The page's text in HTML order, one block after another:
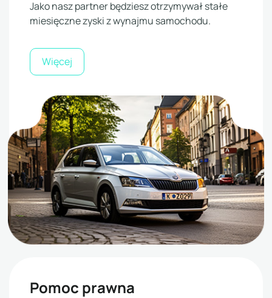
Jako nasz partner będziesz otrzymywał stałe
miesięczne zyski z wynajmu samochodu.
Więcej
Pomoc prawna